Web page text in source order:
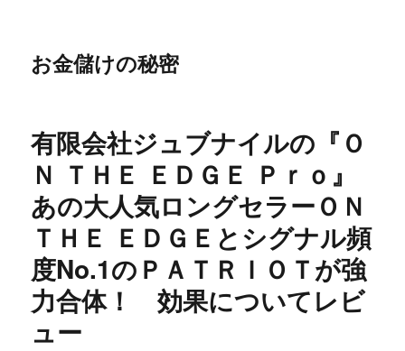
お金儲けの秘密
有限会社ジュブナイルの『Ｏ
Ｎ ＴＨＥ ＥＤＧＥ Ｐｒｏ』
あの大人気ロングセラーＯＮ
ＴＨＥ ＥＤＧＥとシグナル頻
度No.1のＰＡＴＲＩＯＴが強
力合体！ 効果についてレビ
ュー